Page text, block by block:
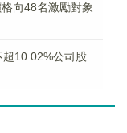
向48名激勵對象
10.02%公司股